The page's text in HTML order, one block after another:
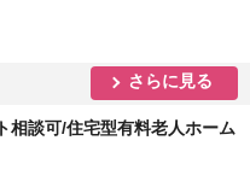
さらに見る
相談可/住宅型有料老人ホーム